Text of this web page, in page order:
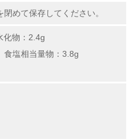
めて保存してください。
物：2.4g
塩相当量物：3.8g